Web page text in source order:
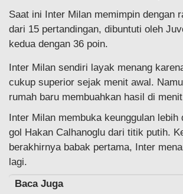
Saat ini Inter Milan memimpin dengan
dari 15 pertandingan, dibuntuti oleh
kedua dengan 36 poin.
Inter Milan sendiri layak menang
cukup superior sejak menit awal.
rumah baru membuahkan hasil di
Inter Milan membuka keunggulan lebih
gol Hakan Calhanoglu dari titik putih.
berakhirnya babak pertama, Inter
lagi.
Baca Juga